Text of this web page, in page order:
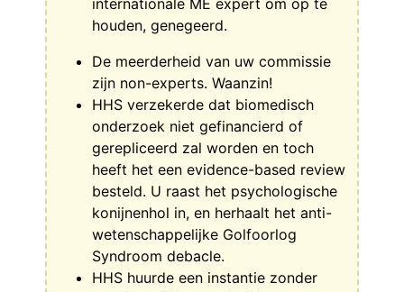
internationale ME expert om op te
houden, genegeerd.
De meerderheid van uw commissie
zijn non-experts. Waanzin!
HHS verzekerde dat biomedisch
onderzoek niet gefinancierd of
gerepliceerd zal worden en toch
heeft het een evidence-based review
besteld. U raast het psychologische
konijnenhol in, en herhaalt het anti-
wetenschappelijke Golfoorlog
Syndroom debacle.
HHS huurde een instantie zonder